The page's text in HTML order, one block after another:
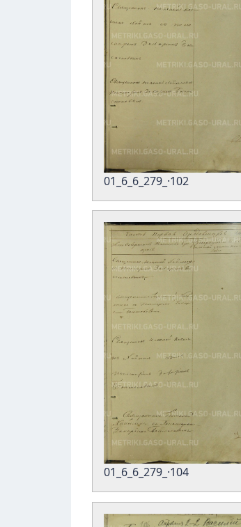
01_6_6_279_·102
01_6_6_279_·104